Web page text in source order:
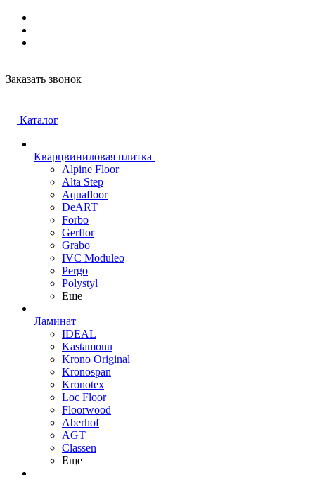
Заказать звонок
Каталог
Кварцвиниловая плитка
Alpine Floor
Alta Step
Aquafloor
DeART
Forbo
Gerflor
Grabo
IVC Moduleo
Pergo
Polystyl
Еще
Ламинат
IDEAL
Kastamonu
Krono Original
Kronospan
Kronotex
Loc Floor
Floorwood
Aberhof
AGT
Classen
Еще